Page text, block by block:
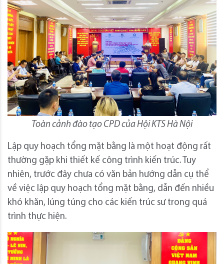
Toàn cảnh đào tạo CPD của Hội KTS Hà Nội
Lập quy hoạch tổng mặt bằng là một hoạt động rất
thường gặp khi thiết kế công trình kiến trúc. Tuy
nhiên, trước đây chưa có văn bản hướng dẫn cụ thể
về việc lập quy hoạch tổng mặt bằng, dẫn đến nhiều
khó khăn, lúng túng cho các kiến trúc sư trong quá
trình thực hiện.